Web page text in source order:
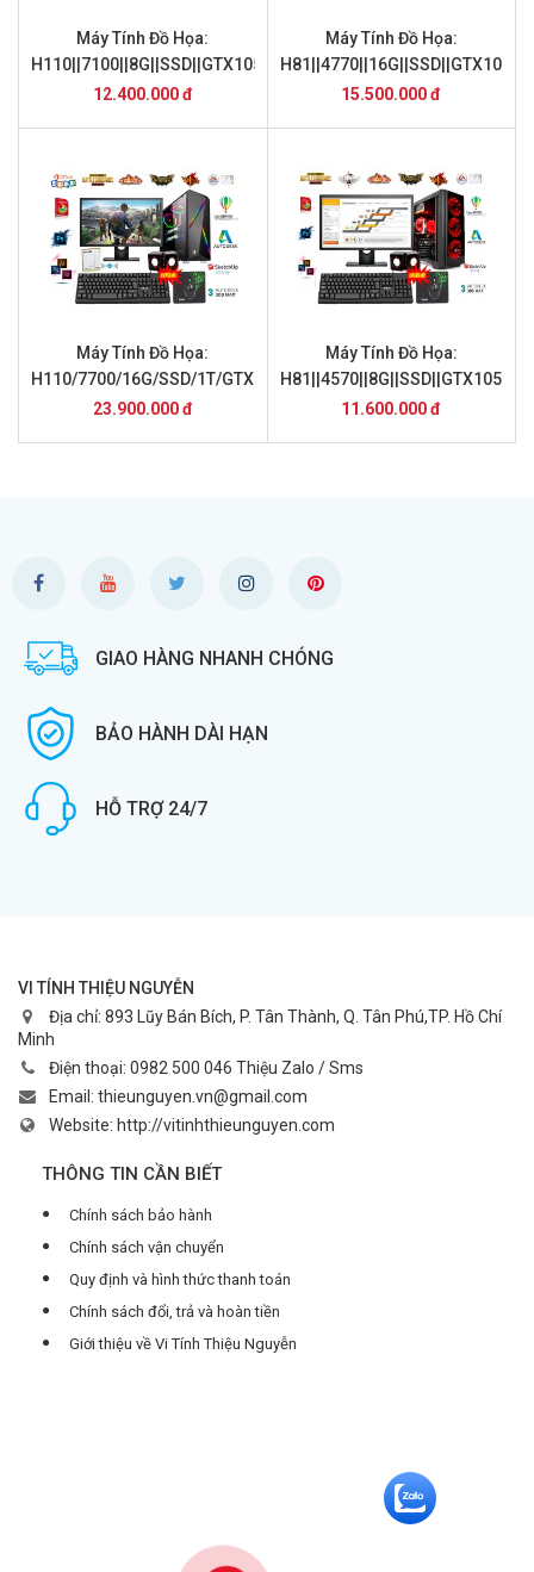
Máy Tính Đồ Họa:
H110||7100||8G||SSD||GTX1050||24inch
12.400.000 đ
Máy Tính Đồ Họa:
15.500.000 đ
Máy Tính Đồ Họa:
H110/7700/16G/SSD/1T/GTX1050/24inch
DH-TN04
23.900.000 đ
Máy Tính Đồ Họa:
11.600.000 đ
GIAO HÀNG NHANH CHÓNG
BẢO HÀNH DÀI HẠN
HỖ TRỢ 24/7
VI TÍNH THIỆU NGUYỄN
Địa chỉ: 893 Lũy Bán Bích, P. Tân Thành, Q. Tân Phú,TP. Hồ Chí
Minh
Điện thoại: 0982 500 046 Thiệu Zalo / Sms
Email: thieunguyen.vn@gmail.com
Website: http://vitinhthieunguyen.com
THÔNG TIN CẦN BIẾT
Chính sách bảo hành
Chính sách vận chuyển
Quy định và hình thức thanh toán
Chính sách đổi, trả và hoàn tiền
Giới thiệu về Vi Tính Thiệu Nguyễn